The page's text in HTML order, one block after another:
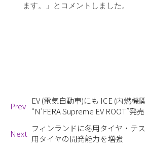
ます。」とコメントしました。
Prev
EV (電気自動車)にも ICE (内燃機
“N’FERA Supreme EV ROOT”発売
Next
フィンランドに冬用タイヤ・テ
用タイヤの開発能力を増強